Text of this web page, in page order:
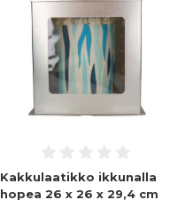
Kakkulaatikko ikkunalla
hopea 26 x 26 x 29,4 cm